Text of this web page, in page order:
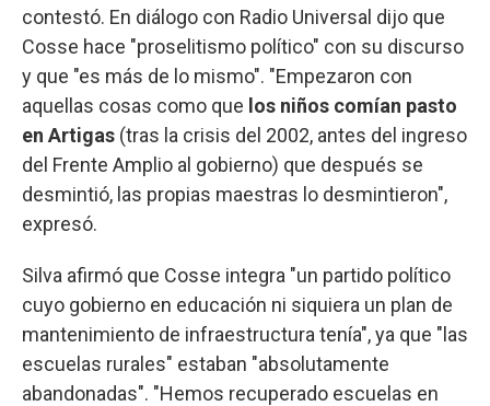
contestó. En diálogo con Radio Universal dijo que
Cosse hace "proselitismo político" con su discurso
y que "es más de lo mismo". "Empezaron con
aquellas cosas como que los niños comían pasto
en Artigas (tras la crisis del 2002, antes del ingreso
del Frente Amplio al gobierno) que después se
desmintió, las propias maestras lo desmintieron",
expresó.
Silva afirmó que Cosse integra "un partido político
cuyo gobierno en educación ni siquiera un plan de
mantenimiento de infraestructura tenía", ya que "las
escuelas rurales" estaban "absolutamente
abandonadas". "Hemos recuperado escuelas en